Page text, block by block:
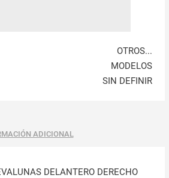
OTROS...
MODELOS
SIN DEFINIR
ADICIONAL
DELANTERO DERECHO